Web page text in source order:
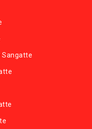
Sangatte